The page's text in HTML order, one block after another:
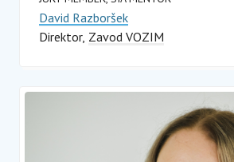
David Razboršek
Direktor Zavod VOZIM